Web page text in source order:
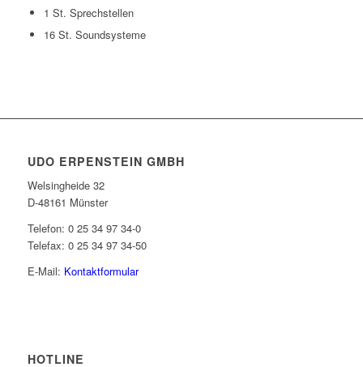
1 St. Sprechstellen
16 St. Soundsysteme
UDO ERPENSTEIN GMBH
Welsingheide 32
D-48161 Münster
Telefon: 0 25 34 97 34-0
Telefax: 0 25 34 97 34-50
E-Mail: Kontaktformular
HOTLINE